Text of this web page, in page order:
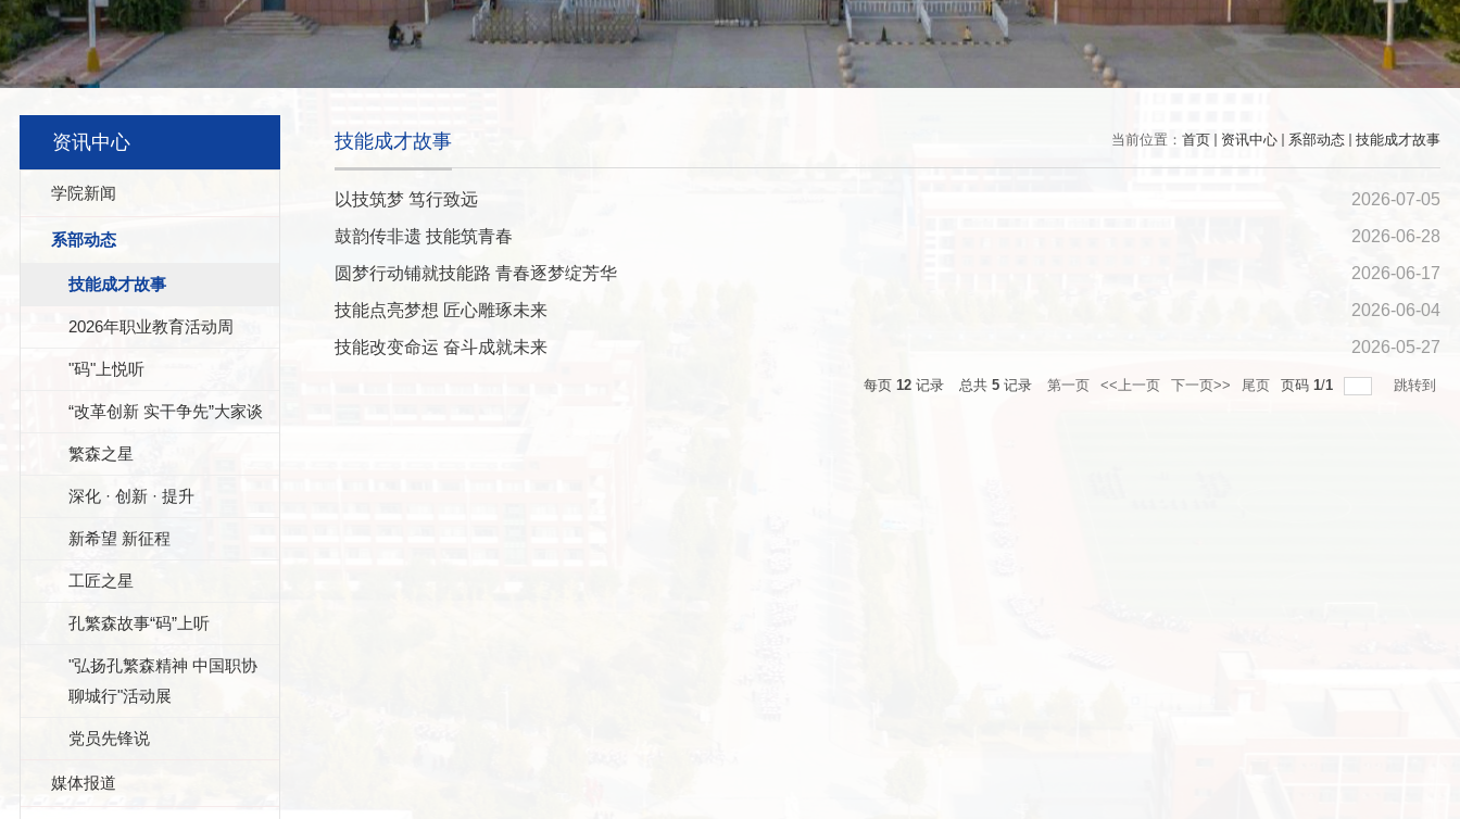
资讯中心
学院新闻
系部动态
技能成才故事
2026年职业教育活动周
"码"上悦听
“改革创新 实干争先”大家谈
繁森之星
深化 · 创新 · 提升
新希望 新征程
工匠之星
孔繁森故事“码”上听
"弘扬孔繁森精神 中国职协
聊城行"活动展
党员先锋说
媒体报道
当前位置： 首页 资讯中心 系部动态 技能成才故事
技能成才故事
以技筑梦 笃行致远
2026-07-05
鼓韵传非遗 技能筑青春
2026-06-28
圆梦行动铺就技能路 青春逐梦绽芳华
2026-06-17
技能点亮梦想 匠心雕琢未来
2026-06-04
技能改变命运 奋斗成就未来
2026-05-27
每页 12 记录 总共 5 记录 第一页 <<上一页 下一页>> 尾页 页码 1/1 跳转到